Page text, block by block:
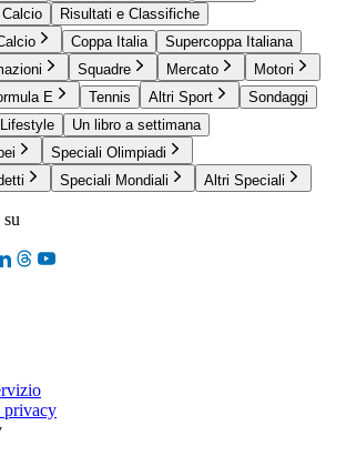
Risultati e Classifiche
Coppa Italia
Supercoppa Italiana
Squadre Mercato
Motori
E Tennis Altri Sport
Sondaggi
Lifestyle
Un libro a settimana
Speciali Olimpiadi
Speciali Mondiali Altri Speciali
privacy